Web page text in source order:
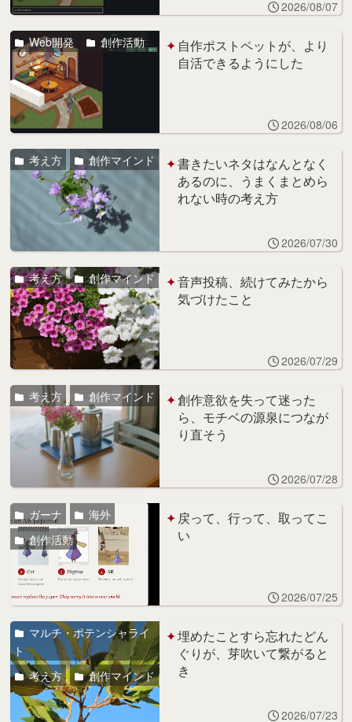
2026/08/07
自作ポストペットが、より
自活できるようにした
Web開発 創作活動
2026/08/06
書きたいネタはなんとなく
あるのに、うまくまとめら
れない時の考え方
考え方 創作マインド
2026/07/30
音声投稿、続けてみたから
気づけたこと
考え方 創作マインド
2026/07/29
創作意欲を失って迷った
ら、モチベの源泉につなが
り直そう
考え方 創作マインド
2026/07/28
戻って、行って、取ってこ
い
ガーナ
海外
創作活動
2026/07/25
埋めたことすら忘れたどん
ぐりが、芽吹いて繋がると
き
マルチ・ポテンシャライ
ト
考え方
創作マインド
2026/07/23